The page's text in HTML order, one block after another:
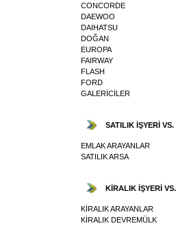
CONCORDE
DAEWOO
DAIHATSU
DOĞAN
EUROPA
FAIRWAY
FLASH
FORD
GALERİCİLER
SATILIK İŞYERİ VS.
EMLAK ARAYANLAR
SATILIK ARSA
KİRALIK İŞYERİ VS.
KİRALIK ARAYANLAR
KİRALIK DEVREMÜLK